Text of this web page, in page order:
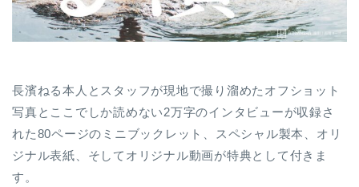
長濱ねる本人とスタッフが現地で撮り溜めたオフショット
写真とここでしか読めない2万字のインタビューが収録さ
れた80ページのミニブックレット、スペシャル製本、オリ
ジナル表紙、そしてオリジナル動画が特典として付きま
す。